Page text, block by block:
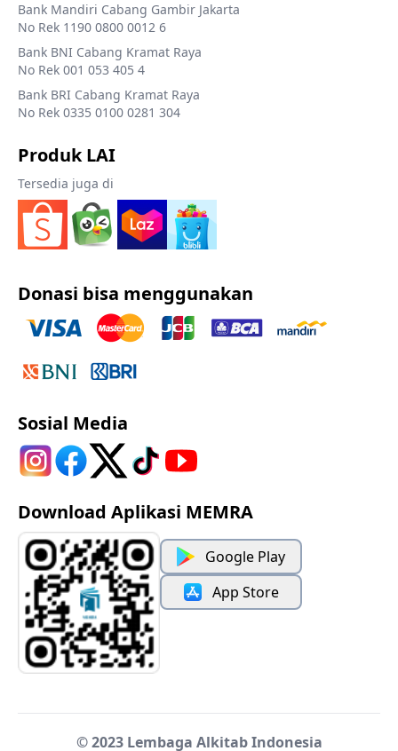
Bank Mandiri Cabang Gambir Jakarta
No Rek 1190 0800 0012 6
Bank BNI Cabang Kramat Raya
No Rek 001 053 405 4
Bank BRI Cabang Kramat Raya
No Rek 0335 0100 0281 304
Produk LAI
Tersedia juga di
Donasi bisa menggunakan
Sosial Media
Download Aplikasi MEMRA
Google Play
App Store
© 2023 Lembaga Alkitab Indonesia